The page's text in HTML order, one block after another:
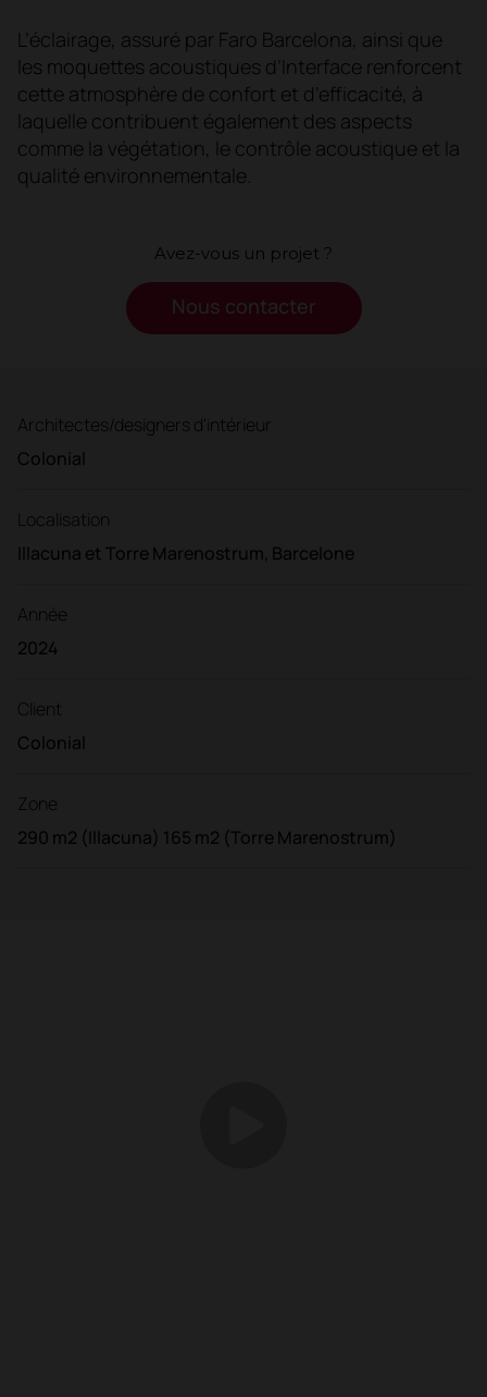
L’éclairage, assuré par Faro Barcelona, ainsi que
les moquettes acoustiques d’Interface renforcent
cette atmosphère de confort et d’efficacité, à
laquelle contribuent également des aspects
comme la végétation, le contrôle acoustique et la
qualité environnementale.
Avez-vous un projet ?
Nous contacter
Architectes/designers d'intérieur
Colonial
Localisation
Illacuna et Torre Marenostrum, Barcelone
Année
2024
Client
Colonial
Zone
290 m2 (Illacuna) 165 m2 (Torre Marenostrum)